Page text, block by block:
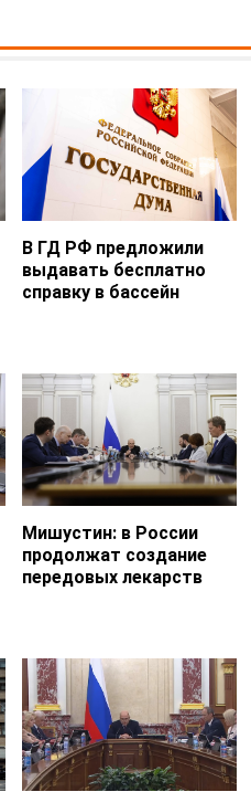
В ГД РФ предложили
выдавать бесплатно
справку в бассейн
Мишустин: в России
продолжат создание
передовых лекарств